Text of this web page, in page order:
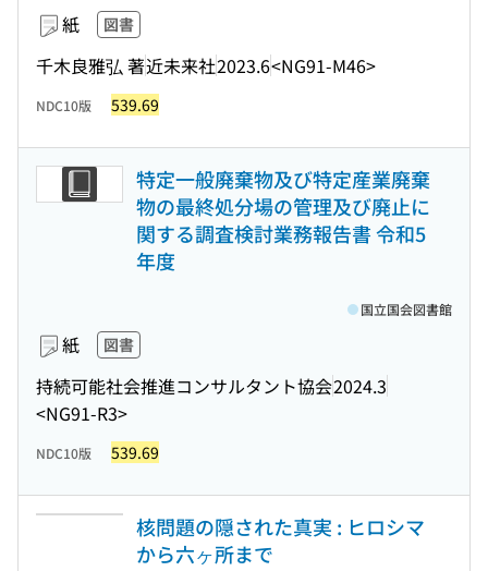
紙 図書
千木良雅弘 著近未来社2023.6<NG91-M46>
NDC10版 539.69
特定一般廃棄物及び特定産業廃棄
物の最終処分場の管理及び廃止に
関する調査検討業務報告書 令和5
年度
紙 図書
持続可能社会推進コンサルタント協会2024.3
<NG91-R3>
国立国会図書館
NDC10版 539.69
核問題の隠された真実 : ヒロシマ
から六ヶ所まで